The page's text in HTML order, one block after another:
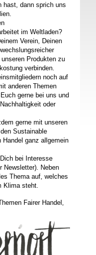
hast, dann sprich uns
im Weltladen?
Verein, Deinen
Produkten zu
verbinden.
noch auf
anderen Themen
gerne bei uns und
oder
gerne mit unseren
Sustainable
Handel ganz allgemein
bei Interesse
Newsletter). Neben
Thema auf, welches
Klima steht.
Fairer Handel,